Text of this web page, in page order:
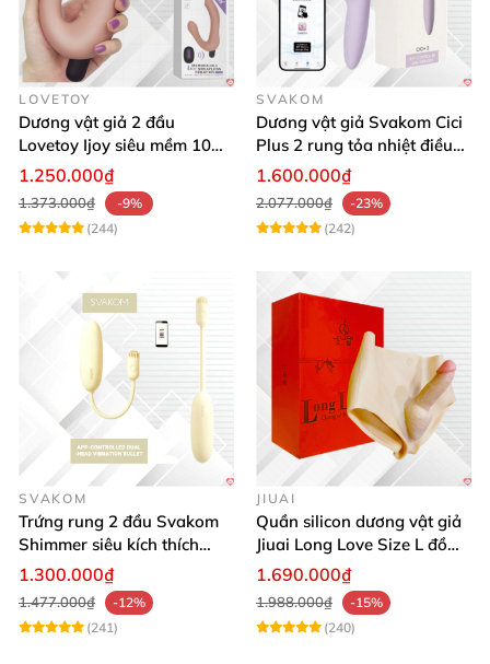
LOVETOY
Dương vật giả 2 đầu
Lovetoy Ijoy siêu mềm 10
chế độ rung sạc điện tiện lợi
1.250.000₫
1.373.000₫
-9%
(244)
SVAKOM
Dương vật giả Svakom Cici
Plus 2 rung tỏa nhiệt điều
khiển App đẳng cấp
1.600.000₫
2.077.000₫
-23%
(242)
SVAKOM
Trứng rung 2 đầu Svakom
Shimmer siêu kích thích
điều khiển App
1.300.000₫
1.477.000₫
-12%
(241)
JIUAI
Quần silicon dương vật giả
Jiuai Long Love Size L đồ
chơi tình dục
1.690.000₫
1.988.000₫
-15%
(240)